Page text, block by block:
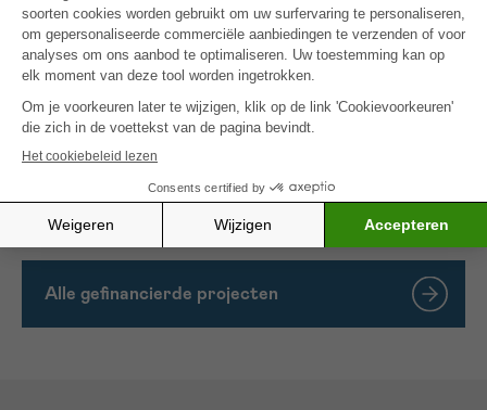
beeldvorming van CD8 T-cellen, en (ii) de evaluatie
van zijn veiligheid en klinische kenmerken in een
patiëntenstudie. Een eenvoudige en pijnloze
beeldvormingsprocedure met deze contraststof
biedt de mogelijkheid om de immuunstimulatie
longitudinaal en over het volledige lichaam te
nieuwe immuuntherapieën krijgen.
Alle gefinancierde projecten